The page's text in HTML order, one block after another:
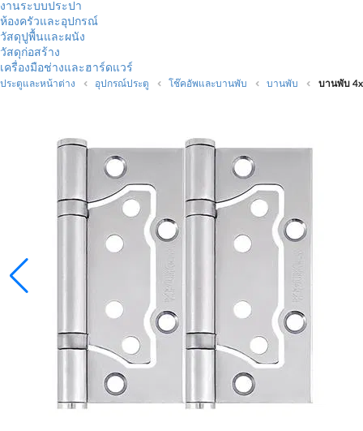
งานระบบประปา
ห้องครัวและอุปกรณ์
วัสดุปูพื้นและผนัง
วัสดุก่อสร้าง
เครื่องมือช่างและฮาร์ดแวร์
ประตูและหน้าต่าง อุปกรณ์ประตู โช๊คอัพและบานพับ บานพับ บานพับ